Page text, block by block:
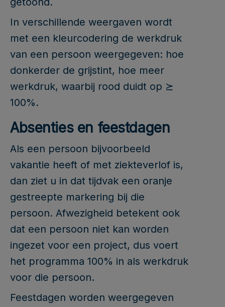
In verschillende weergaven wordt
met een kleurcodering de werkdruk
van een persoon weergegeven: hoe
donkerder de grijstint, hoe meer
werkdruk, waarbij rood duidt op ⪰
100%.
Absenties en feestdagen
Als een persoon bijvoorbeeld
vakantie heeft of met ziekteverlof is,
dan ziet u in dat tijdvak een oranje
gestreepte markering bij die
persoon. Afwezigheid betekent ook
dat een persoon niet kan worden
ingezet voor een project, dus voert
het programma 100% in als werkdruk
voor die persoon.
Feestdagen worden weergegeven